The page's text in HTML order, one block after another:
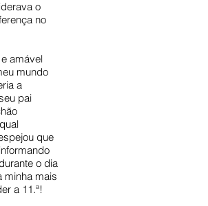
o
no
amável
mundo
a
pai
que
o dia
minha mais
a 11.ª!